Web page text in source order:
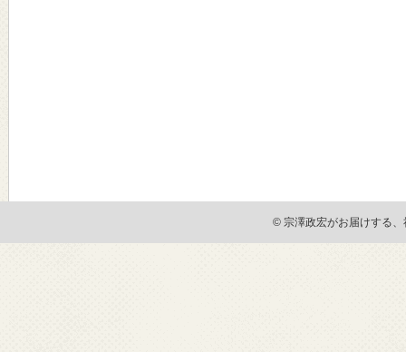
© 宗澤政宏がお届けする